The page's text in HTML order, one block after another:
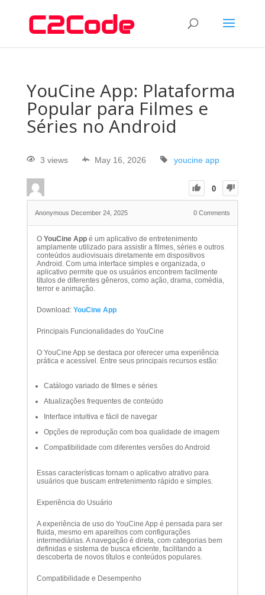
YouCine App: Plataforma
Popular para Filmes e
Séries no Android
3 views May 16, 2026 youcine app
0
Anonymous December 24, 2025 0 Comments
O YouCine Appé um aplicativo de entretenimento
amplamente utilizado para assistir a filmes, séries e outros
conteúdos audiovisuais diretamente em dispositivos
Android. Com uma interface simples e organizada, o
aplicativo permite que os usuários encontrem facilmente
títulos de diferentes gêneros, como ação, drama, comédia,
terror e animação.
Download: YouCine App
Principais Funcionalidades do YouCine
O YouCine App se destaca por oferecer uma experiência
prática e acessível. Entre seus principais recursos estão:
Catálogo variado de filmes e séries
Atualizações frequentes de conteúdo
Interface intuitiva e fácil de navegar
Opções de reprodução com boa qualidade de imagem
Compatibilidade com diferentes versões do Android
Essas características tornam o aplicativo atrativo para
usuários que buscam entretenimento rápido e simples.
Experiência do Usuário
A experiência de uso do YouCine App é pensada para ser
fluida, mesmo em aparelhos com configurações
intermediárias. A navegação é direta, com categorias bem
definidas e sistema de busca eficiente, facilitando a
descoberta de novos títulos e conteúdos populares.
Compatibilidade e Desempenho